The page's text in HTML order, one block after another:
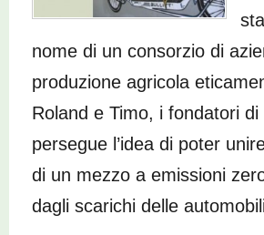
nome di un consorzio di
produzione agricola
Roland e Timo, i fondatori
persegue l’idea di poter
di un mezzo a emissioni
dagli scarichi delle